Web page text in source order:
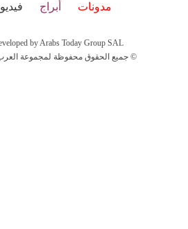
مدونات أبراج فيديو
by Arabs Today Group SAL
جميع الحقوق محفوظة لمجموعة العرب اليوم الاعلامية 2025 ©